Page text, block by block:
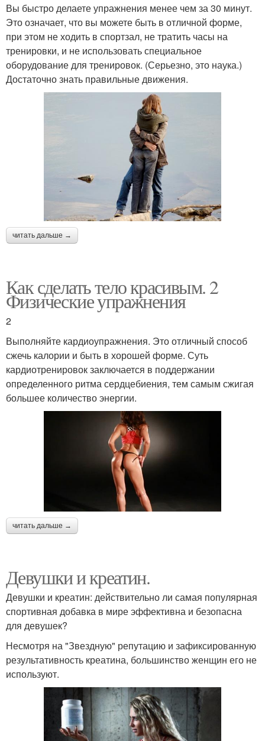
Вы быстро делаете упражнения менее чем за 30 минут.
Это означает, что вы можете быть в отличной форме,
при этом не ходить в спортзал, не тратить часы на
тренировки, и не использовать специальное
оборудование для тренировок. (Серьезно, это наука.)
Достаточно знать правильные движения.
читать дальше →
Как сделать тело красивым. 2
Физические упражнения
2
Выполняйте кардиоупражнения. Это отличный способ
сжечь калории и быть в хорошей форме. Суть
кардиотренировок заключается в поддержании
определенного ритма сердцебиения, тем самым сжигая
большее количество энергии.
читать дальше →
Девушки и креатин.
Девушки и креатин: действительно ли самая популярная
спортивная добавка в мире эффективна и безопасна
для девушек?
Несмотря на "Звездную" репутацию и зафиксированную
результативность креатина, большинство женщин его не
используют.